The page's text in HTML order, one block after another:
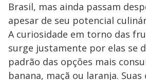
Brasil, mas ainda passam
apesar de seu potencial
A curiosidade em torno das
surge justamente por elas se
padrão das opções mais
banana, maçã ou laranja.